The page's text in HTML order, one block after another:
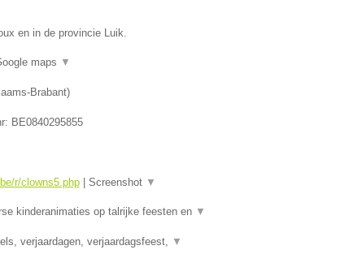
en in de provincie Luik.
maps ▼
Brabant)
BE0840295855
r/clowns5.php| Screenshot ▼
kinderanimaties op talrijke feesten en ▼
verjaardagen, verjaardagsfeest, ▼